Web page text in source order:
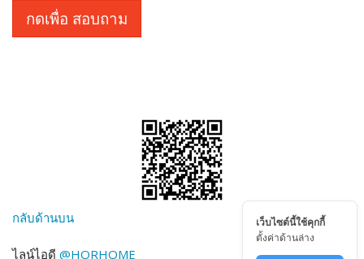
กดเพื่อ สอบถาม
กลับด้านบน
ไลน์ไอดี @HORHOME
เว็บไซต์นี้ใช้คุกกี้
ตั้งค่าด้านล่าง